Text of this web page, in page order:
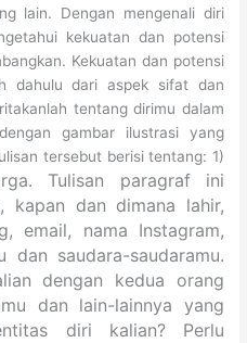
lain. Dengan mengenali diri
kekuatan dan potensi
Kekuatan dan potensi
dahulu dari aspek sifat dan
tentang dirimu dalam
gambar ilustrasi yang
tersebut berisi tentang: 1)
Tulisan paragraf ini
kapan dan dimana lahir,
email, nama Instagram,
saudara-saudaramu.
dengan kedua orang
dan lain-lainnya yang
diri kalian? Perlu